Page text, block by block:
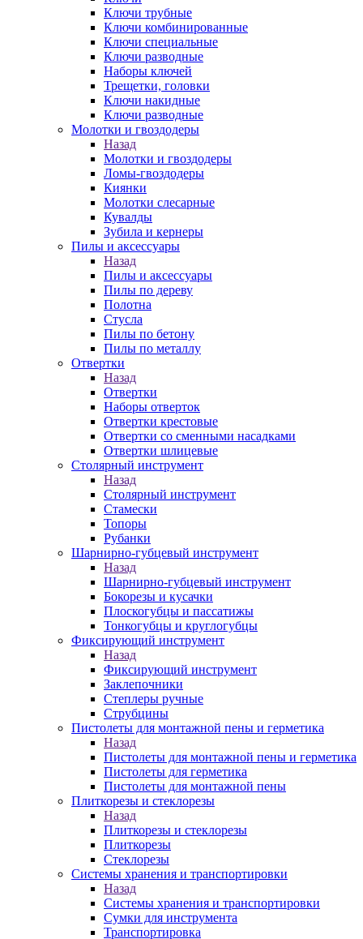
Ключи трубные
Ключи комбинированные
Ключи специальные
Ключи разводные
Наборы ключей
Трещетки, головки
Ключи накидные
Ключи разводные
Молотки и гвоздодеры
Назад
Молотки и гвоздодеры
Ломы-гвоздодеры
Киянки
Молотки слесарные
Кувалды
Зубила и кернеры
Пилы и аксессуары
Назад
Пилы и аксессуары
Пилы по дереву
Полотна
Стусла
Пилы по бетону
Пилы по металлу
Отвертки
Назад
Отвертки
Наборы отверток
Отвертки крестовые
Отвертки со сменными насадками
Отвертки шлицевые
Столярный инструмент
Назад
Столярный инструмент
Стамески
Топоры
Рубанки
Шарнирно-губцевый инструмент
Назад
Шарнирно-губцевый инструмент
Бокорезы и кусачки
Плоскогубцы и пассатижы
Тонкогубцы и круглогубцы
Фиксирующий инструмент
Назад
Фиксирующий инструмент
Заклепочники
Степлеры ручные
Струбцины
Пистолеты для монтажной пены и герметика
Назад
Пистолеты для монтажной пены и герметика
Пистолеты для герметика
Пистолеты для монтажной пены
Плиткорезы и стеклорезы
Назад
Плиткорезы и стеклорезы
Плиткорезы
Стеклорезы
Системы хранения и транспортировки
Назад
Системы хранения и транспортировки
Сумки для инструмента
Транспортировка